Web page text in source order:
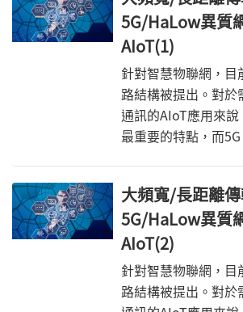
5G/HaLow異質
AIoT(1)
針對智慧物聯網，目
路結構被提出。對
通訊的AIoT應用來
最重要的特點，而
大頻寬/長距離
5G/HaLow異質
AIoT(2)
針對智慧物聯網，目
路結構被提出。對